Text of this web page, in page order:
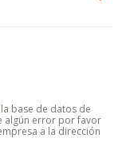
base de datos de
algún error por favor
a la dirección